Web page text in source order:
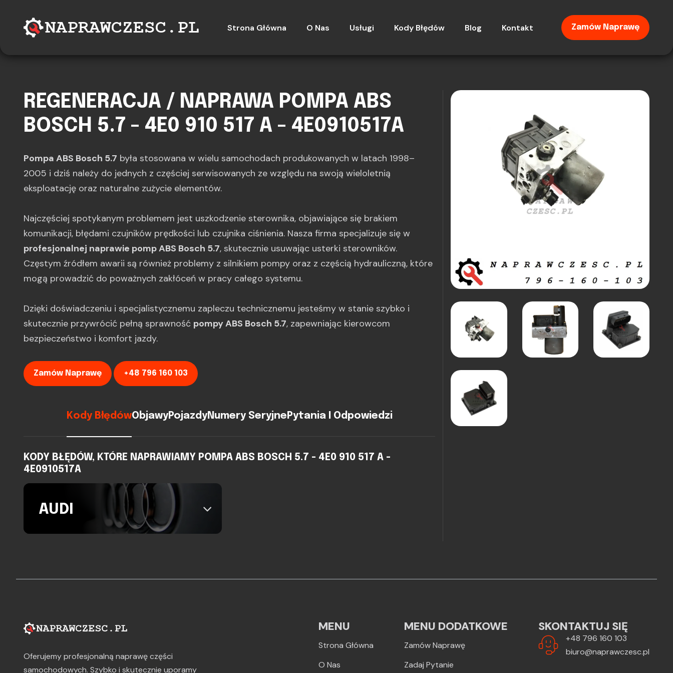
Strona Główna O Nas Usługi Kody Błędów Blog Kontakt Zamów Naprawę
REGENERACJA / NAPRAWA POMPA ABS
BOSCH 5.7 - 4E0 910 517 A - 4E0910517A
Pompa ABS Bosch 5.7 była stosowana w wielu samochodach produkowanych w latach 1998–
2005 i dziś należy do jednych z częściej serwisowanych ze względu na swoją wieloletnią
eksploatację oraz naturalne zużycie elementów.
Najczęściej spotykanym problemem jest uszkodzenie sterownika, objawiające się brakiem
komunikacji, błędami czujników prędkości lub czujnika ciśnienia. Nasza firma specjalizuje się w
profesjonalnej naprawie pomp ABS Bosch 5.7, skutecznie usuwając usterki sterowników.
Częstym źródłem awarii są również problemy z silnikiem pompy oraz z częścią hydrauliczną, które
mogą prowadzić do poważnych zakłóceń w pracy całego systemu.
Dzięki doświadczeniu i specjalistycznemu zapleczu technicznemu jesteśmy w stanie szybko i
skutecznie przywrócić pełną sprawność pompy ABS Bosch 5.7, zapewniając kierowcom
bezpieczeństwo i komfort jazdy.
Zamów Naprawę +48 796 160 103
Kody BłędówObjawyPojazdyNumery Seryjne Pytania I Odpowiedzi
KODY BŁĘDÓW, KTÓRE NAPRAWIAMY POMPA ABS BOSCH 5.7 - 4E0 910 517 A -
4E0910517A
AUDI
Oferujemy profesjonalną naprawę części
samochodowych. Szybko i skutecznie uporamy
MENU
Strona Główna
O Nas
MENU DODATKOWE
Zamów Naprawę
Zadaj Pytanie
SKONTAKTUJ SIĘ
+48 796 160 103
biuro@naprawczesc.pl